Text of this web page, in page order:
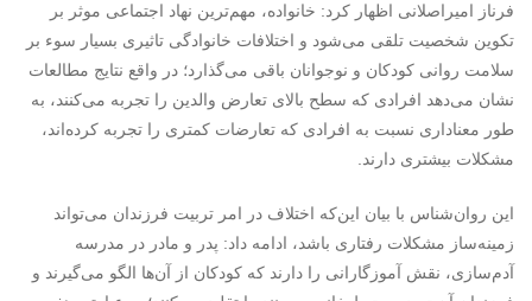
‌‌فرناز امیراصلانی اظهار کرد: خانواده، مهم‌ترین نهاد اجتماعی موثر بر
تکوین شخصیت تلقی می‌شود و اختلافات خانوادگی تاثیری بسیار سوء بر
سلامت روانی کودکان و نوجوانان باقی می‌گذارد؛ در واقع نتایج مطالعات
نشان می‌دهد افرادی که سطح بالای تعارض والدین را تجربه می‌کنند، به
طور معناداری نسبت به افرادی که تعارضات کمتری را تجربه کرده‌‌اند،
مشکلات بیشتری دارند.
این روان‌شناس با بیان این‌که اختلاف در امر تربیت فرزندان می‌تواند
زمینه‌ساز مشکلات رفتاری باشد، ادامه داد: پدر و مادر در مدرسه
آدم‌سازی، نقش آموزگارانی را دارند که کودکان از آن‌ها الگو می‌گیرند و